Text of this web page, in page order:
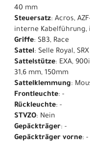
40 mm
Steuersatz: Acros,
interne
Griffe: SB3, Race
Sattel: Selle Royal, SRX
Sattelstütze: EXA,
31,6 mm, 150mm
Sattelklemmung:
Frontleuchte: -
Rückleuchte: -
STVZO: Nein
Gepäckträger: -
Gepäckträger vorne: -